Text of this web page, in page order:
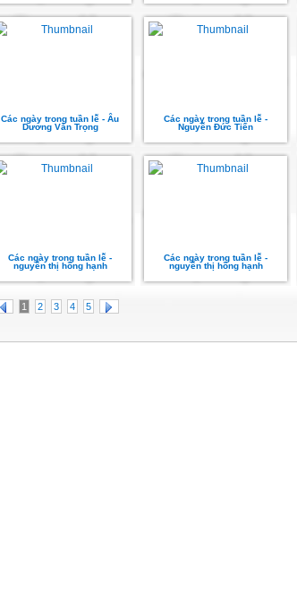
Các ngày trong tuần lễ - Âu
Dương Văn Trọng
Các ngày trong tuần lễ -
Nguyễn Đức Tiến
Các ngày trong tuần lễ -
nguyễn thị hồng hạnh
Các ngày trong tuần lễ -
nguyễn thị hồng hạnh
1 2 3 4 5